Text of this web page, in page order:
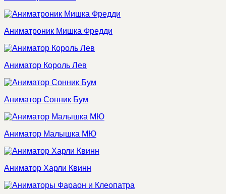
Аниматроник Мишка Фредди
Аниматор Король Лев
Аниматор Сонник Бум
Аниматор Малышка МЮ
Аниматор Харли Квинн